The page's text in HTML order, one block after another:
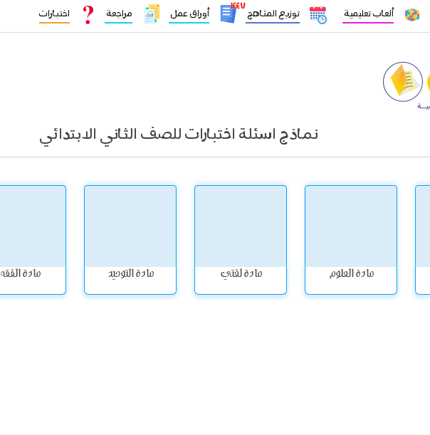
ألعاب تعليمية توزيع المناهج
١٤٤٧
أوراق عمل مراجعة اختبارات
نماذج اسئلة اختبارات للصف الثاني الابتدائي
مادة العلوم مادة لغتي مادة التوحيد مادة الفقه